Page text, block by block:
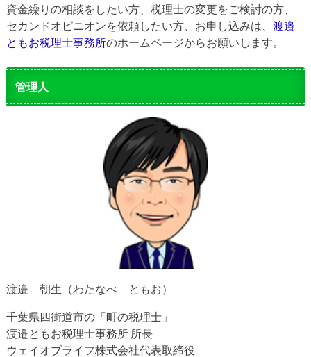
資金繰りの相談をしたい方、税理士の変更をご検討の方、
セカンドオピニオンを依頼したい方、お申し込みは、 渡邉
ともお税理士事務所のホームページからお願いします。
管理人
渡邉 朝生（わたなべ ともお）
千葉県四街道市の「町の税理士」
渡邉ともお税理士事務所 所長
ウェイオブライフ株式会社代表取締役